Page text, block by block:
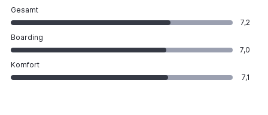
Gesamt
7,2
Boarding
7,0
Komfort
7,1